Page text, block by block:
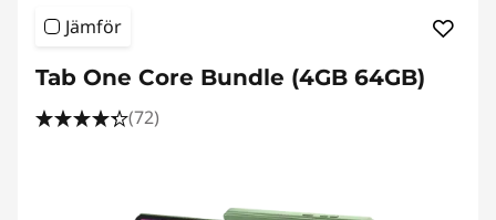
Jämför
Tab One Core Bundle (4GB 64GB)
(72)